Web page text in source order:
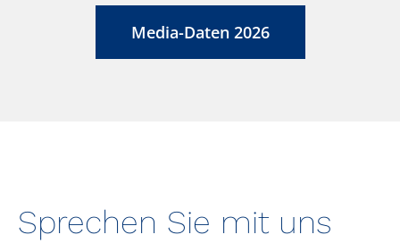
Media-Daten 2026
Sprechen Sie mit uns